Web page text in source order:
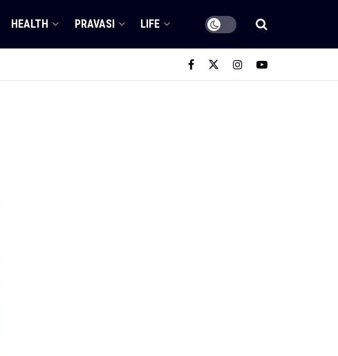
HEALTH PRAVASI LIFE